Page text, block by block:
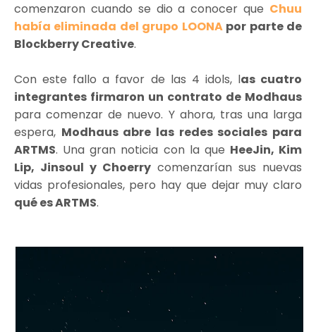
comenzaron cuando se dio a conocer que Chuu
había eliminada del grupo LOONApor parte de
Blockberry Creative.
Con este fallo a favor de las 4 idols, las cuatro
integrantes firmaron un contrato de Modhaus
para comenzar de nuevo. Y ahora, tras una larga
espera, Modhaus abre las redes sociales para
ARTMS. Una gran noticia con la que HeeJin, Kim
Lip, Jinsoul y Choerry comenzarían sus nuevas
vidas profesionales, pero hay que dejar muy claro
qué es ARTMS.